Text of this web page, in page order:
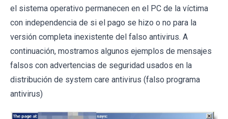
el sistema operativo permanecen en el PC de la víctima
con independencia de si el pago se hizo o no para la
versión completa inexistente del falso antivirus. A
continuación, mostramos algunos ejemplos de mensajes
falsos con advertencias de seguridad usados en la
distribución de system care antivirus (falso programa
antivirus)